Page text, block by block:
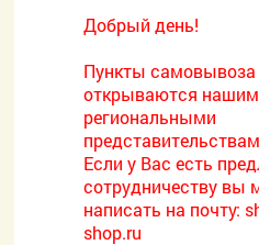
Добрый день!
Пункты самовывоза
открываются
региональными
Если у Вас есть
сотрудничеству вы
написать на почту:
shop.ru